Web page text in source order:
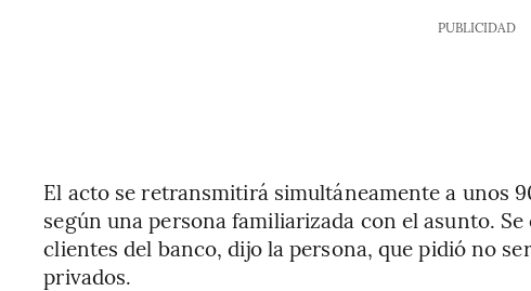
PUBLICIDAD
El acto se retransmitirá simultáneamente a unos
según una persona familiarizada con el asunto.
clientes del banco, dijo la persona, que pidió no
privados.